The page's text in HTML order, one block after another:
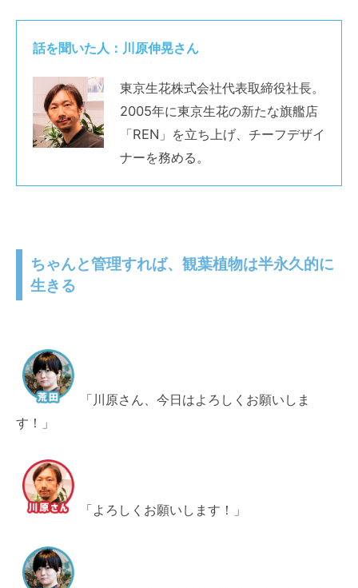
話を聞いた人：川原伸晃さん
東京生花株式会社代表取締役社長。
2005年に東京生花の新たな旗艦店
「REN」を立ち上げ、チーフデザイ
ナーを務める。
ちゃんと管理すれば、観葉植物は半永久的に
生きる
「川原さん、今日はよろしくお願いしま
す！」
「よろしくお願いします！」